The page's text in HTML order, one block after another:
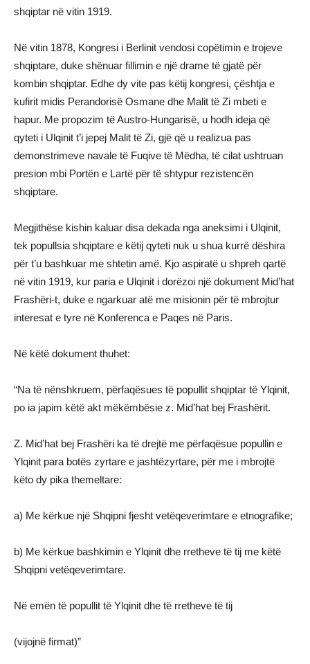
shqiptar në vitin 1919.
Në vitin 1878, Kongresi i Berlinit vendosi copëtimin e trojeve
shqiptare, duke shënuar fillimin e një drame të gjatë për
kombin shqiptar. Edhe dy vite pas këtij kongresi, çështja e
kufirit midis Perandorisë Osmane dhe Malit të Zi mbeti e
hapur. Me propozim të Austro-Hungarisë, u hodh ideja që
qyteti i Ulqinit t’i jepej Malit të Zi, gjë që u realizua pas
demonstrimeve navale të Fuqive të Mëdha, të cilat ushtruan
presion mbi Portën e Lartë për të shtypur rezistencën
shqiptare.
Megjithëse kishin kaluar disa dekada nga aneksimi i Ulqinit,
tek popullsia shqiptare e këtij qyteti nuk u shua kurrë dëshira
për t’u bashkuar me shtetin amë. Kjo aspiratë u shpreh qartë
në vitin 1919, kur paria e Ulqinit i dorëzoi një dokument Mid’hat
Frashëri-t, duke e ngarkuar atë me misionin për të mbrojtur
interesat e tyre në Konferenca e Paqes në Paris.
Në këtë dokument thuhet:
“Na të nënshkruem, përfaqësues të popullit shqiptar të Ylqinit,
po ia japim këtë akt mëkëmbësie z. Mid’hat bej Frashërit.
Z. Mid’hat bej Frashëri ka të drejtë me përfaqësue popullin e
Ylqinit para botës zyrtare e jashtëzyrtare, për me i mbrojtë
këto dy pika themeltare:
a) Me kërkue një Shqipni fjesht vetëqeverimtare e etnografike;
b) Me kërkue bashkimin e Ylqinit dhe rretheve të tij me këtë
Shqipni vetëqeverimtare.
Në emën të popullit të Ylqinit dhe të rretheve të tij
(vijojnë firmat)”